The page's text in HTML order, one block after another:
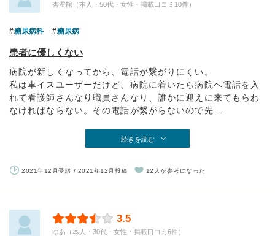
杏澄館（本人・50代・女性・掲載口コミ10件）
糖尿病科 糖尿病
患者に優しくない
病院が新しくなってから、電話が繋がりにくい。
私は車イスユーザーだけど、病院に着いたら病院へ電話を入
れて看護師さんなり職員さんなり、誰かに迎えに来てもらわ
なければならない。その電話が繋がらないので先...
続きを読む
2021年12月受診 / 2021年12月投稿 12人が参考になった
3.5
ゆあ（本人・30代・女性・掲載口コミ6件）